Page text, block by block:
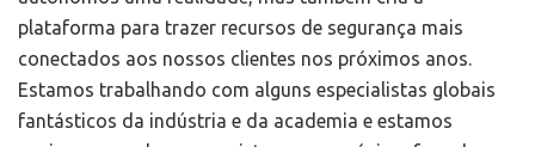
plataforma para trazer recursos de segurança mais
conectados aos nossos clientes nos próximos anos.
Estamos trabalhando com alguns especialistas globais
fantásticos da indústria e da academia e estamos